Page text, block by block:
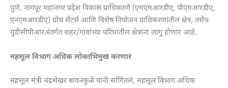
पुणे, नागपूर महानगर प्रदेश विकास प्राधिकरणे (एमएमआरडीए, पीएमआरडीए,
एनएमआरडीए) ग्रोथ सेंटर्स आणि विशेष नियोजन प्राधिकरणांतील क्षेत्र, तसेच
युडीसीपीआरअंतर्गत शहर/गावांच्या परिघातील क्षेत्रांना लागू होणार आहे.
महसूल विभाग अधिक लोकाभिमुख करणार
महसूल मंत्री चंद्रशेखर बावनकुळे यांनी सांगितले, महसूल विभाग अधिक